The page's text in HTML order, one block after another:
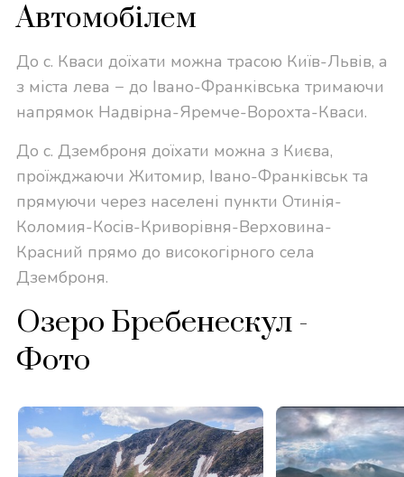
Автомобілем
До с. Кваси доїхати можна трасою Київ-Львів, а
з міста лева − до Івано-Франківська тримаючи
напрямок Надвірна-Яремче-Ворохта-Кваси.
До с. Дземброня доїхати можна з Києва,
проїжджаючи Житомир, Івано-Франківськ та
прямуючи через населені пункти Отинія-
Коломия-Косів-Криворівня-Верховина-
Красний прямо до високогірного села
Дземброня.
Озеро Бребенескул -
Фото